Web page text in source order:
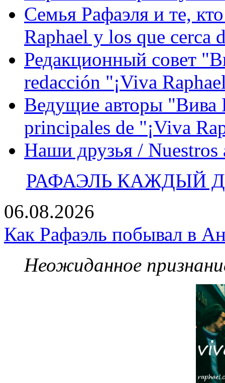
Семья Рафаэля и те,
Raphael y los que cerca
Редакционный совет
redacción "¡Viva
Ведущие авторы "Вива
principales de "¡Viva
Наши друзья / Nuestros
РАФАЭЛЬ КАЖДЫЙ
06.08.2026
Как Рафаэль побывал в
Неожиданное